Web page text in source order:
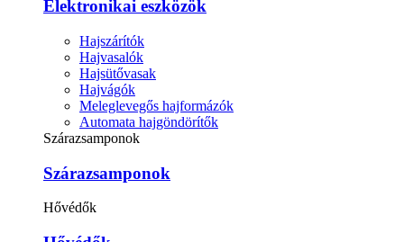
Elektronikai eszközök
Hajszárítók
Hajvasalók
Hajsütővasak
Hajvágók
Meleglevegős hajformázók
Automata hajgöndörítők
Szárazsamponok
Szárazsamponok
Hővédők